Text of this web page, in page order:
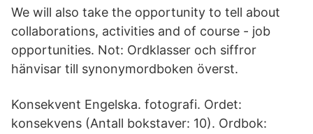
We will also take the opportunity to tell about
collaborations, activities and of course - job
opportunities. Not: Ordklasser och siffror
hänvisar till synonymordboken överst.
Konsekvent Engelska. fotografi. Ordet:
konsekvens (Antall bokstaver: 10). Ordbok: